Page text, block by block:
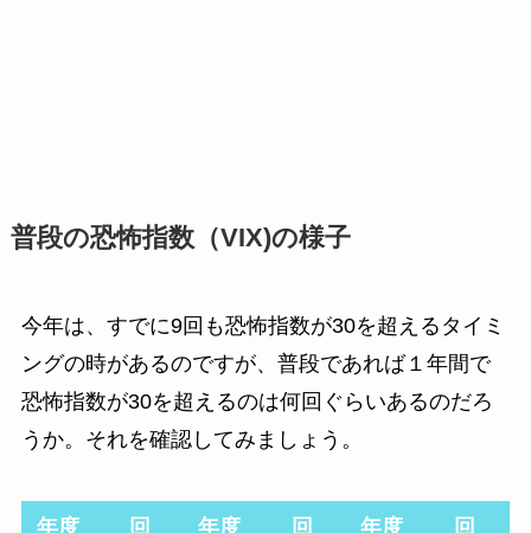
普段の恐怖指数（VIX)の様子
今年は、すでに9回も恐怖指数が30を超えるタイミ
ングの時があるのですが、普段であれば１年間で
恐怖指数が30を超えるのは何回ぐらいあるのだろ
うか。それを確認してみましょう。
年度 回 年度 回 年度 回